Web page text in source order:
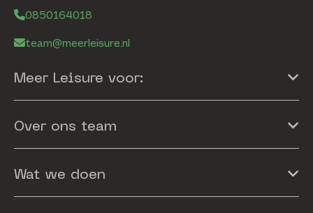
0850164018
team@meerleisure.nl
Meer Leisure voor:
Over ons team
Wat we doen